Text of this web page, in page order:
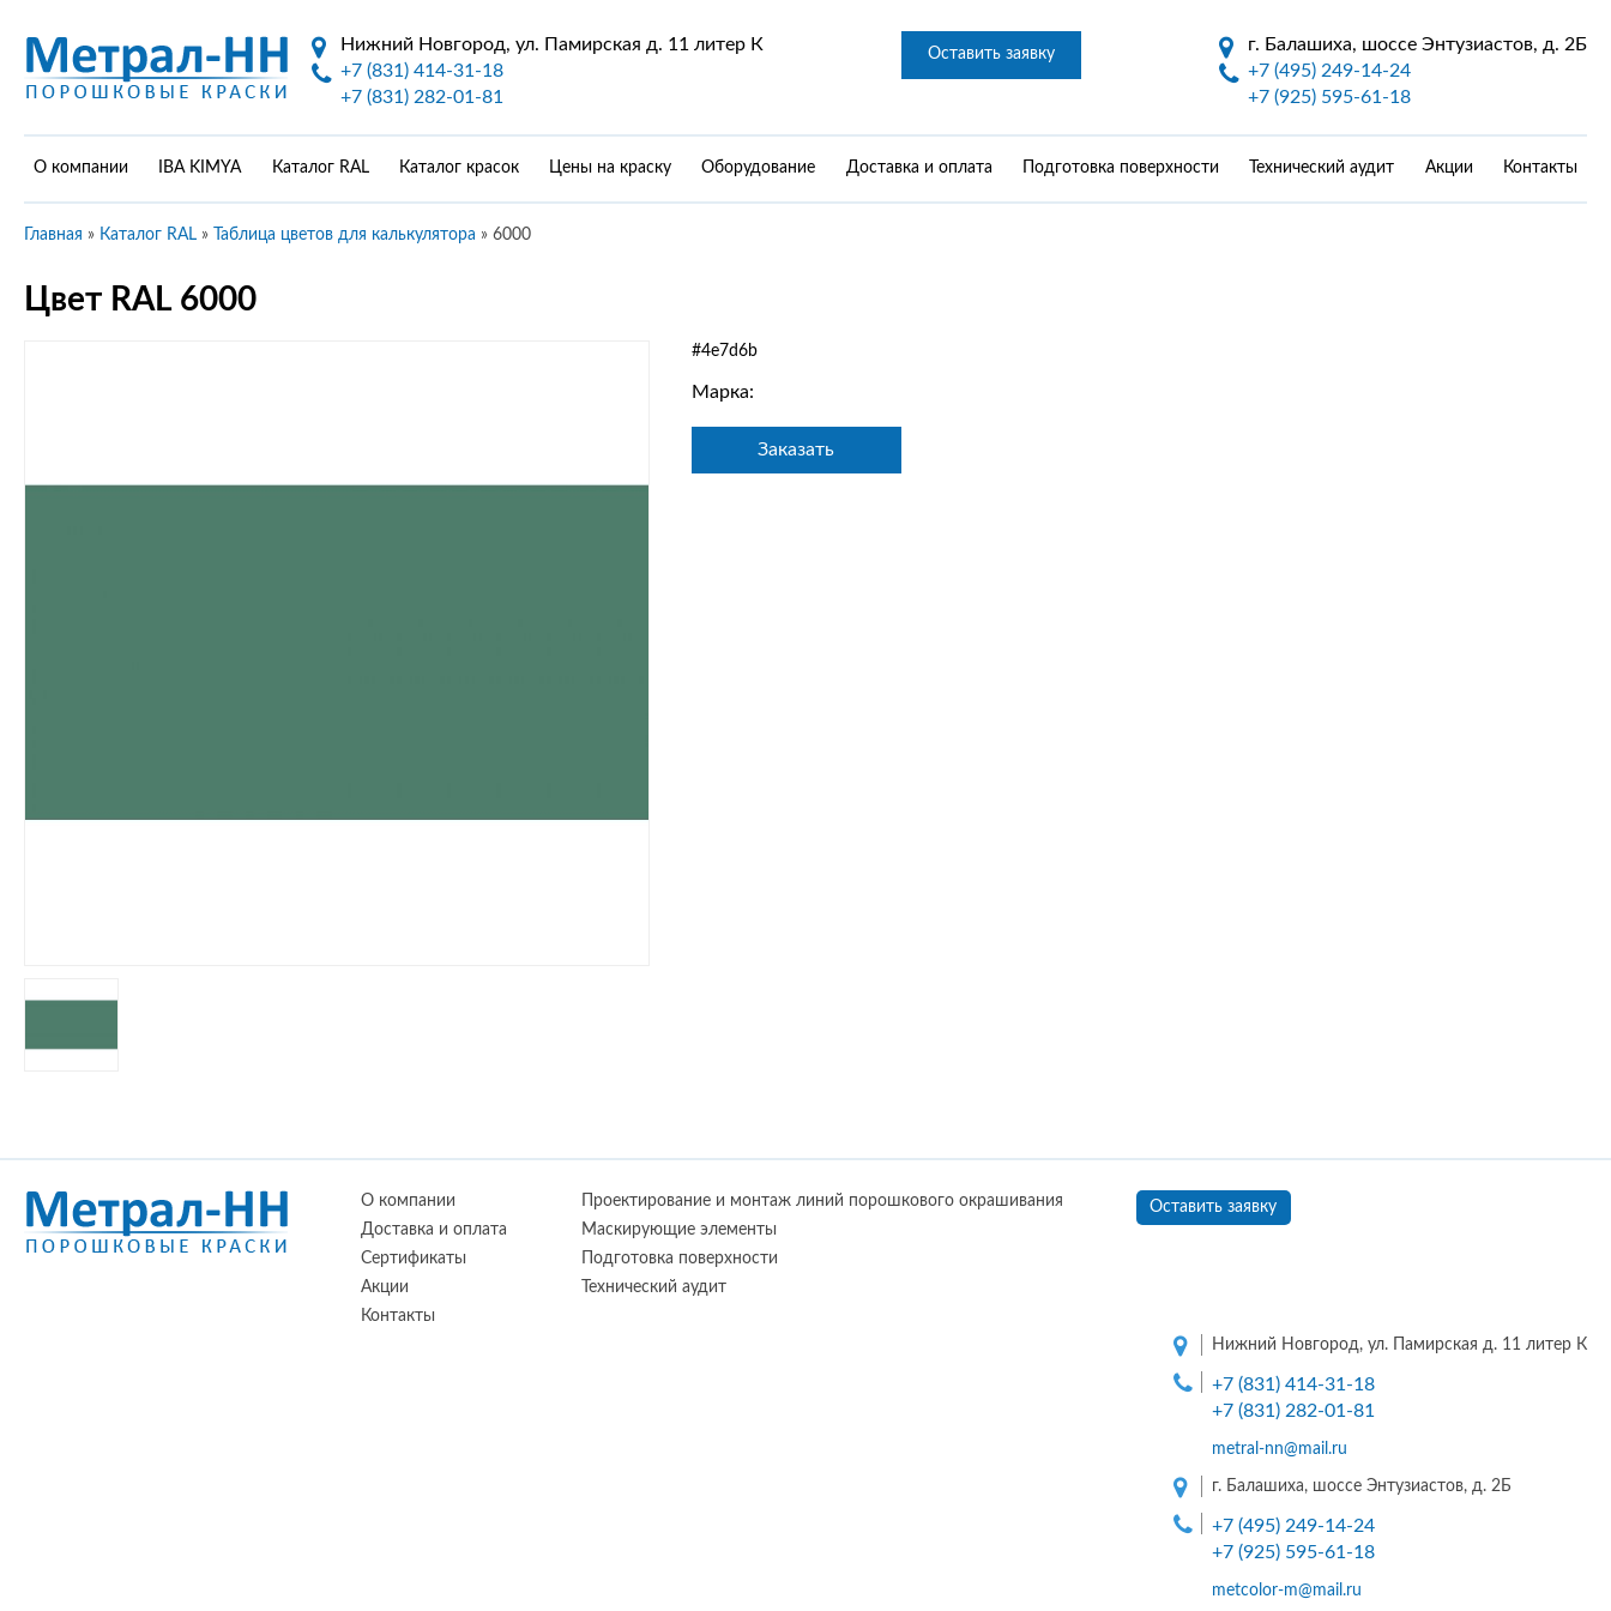
Нижний Новгород, ул. Памирская д. 11 литер К
+7 (831) 414-31-18
+7 (831) 282-01-81
Оставить заявку
г. Балашиха, шоссе Энтузиастов, д. 2Б
+7 (495) 249-14-24
+7 (925) 595-61-18
О компании IBA KIMYA Каталог RAL Каталог красок Цены на краску Оборудование Доставка и оплата Подготовка поверхности Технический аудит Акции Контакты
Главная » Каталог RAL » Таблица цветов для калькулятора » 6000
Цвет RAL 6000
#4e7d6b
Марка:
Заказать
О компании
Доставка и оплата
Сертификаты
Акции
Контакты
Проектирование и монтаж линий порошкового окрашивания
Маскирующие элементы
Подготовка поверхности
Технический аудит
Оставить заявку
Нижний Новгород, ул. Памирская д. 11 литер К
+7 (831) 414-31-18
+7 (831) 282-01-81
metral-nn@mail.ru
г. Балашиха, шоссе Энтузиастов, д. 2Б
+7 (495) 249-14-24
+7 (925) 595-61-18
metcolor-m@mail.ru